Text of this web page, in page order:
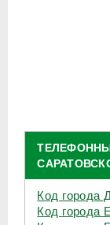
Код города
Код города